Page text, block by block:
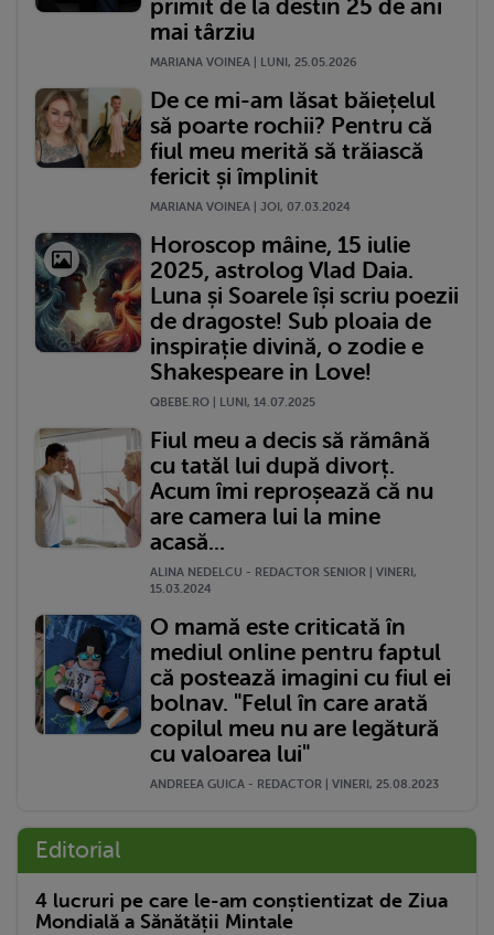
primit de la destin 25 de ani
mai târziu
MARIANA VOINEA | LUNI, 25.05.2026
De ce mi-am lăsat băiețelul
să poarte rochii? Pentru că
fiul meu merită să trăiască
fericit și împlinit
MARIANA VOINEA | JOI, 07.03.2024
Horoscop mâine, 15 iulie
2025, astrolog Vlad Daia.
Luna și Soarele își scriu poezii
de dragoste! Sub ploaia de
inspirație divină, o zodie e
Shakespeare in Love!
QBEBE.RO | LUNI, 14.07.2025
Fiul meu a decis să rămână
cu tatăl lui după divorț.
Acum îmi reproșează că nu
are camera lui la mine
acasă...
ALINA NEDELCU - REDACTOR SENIOR | VINERI,
15.03.2024
O mamă este criticată în
mediul online pentru faptul
că postează imagini cu fiul ei
bolnav. "Felul în care arată
copilul meu nu are legătură
cu valoarea lui"
ANDREEA GUICA - REDACTOR | VINERI, 25.08.2023
Editorial
4 lucruri pe care le-am conștientizat de Ziua
Mondială a Sănătății Mintale